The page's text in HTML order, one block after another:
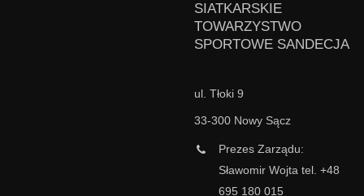
SIATKARSKIE
TOWARZYSTWO
SPORTOWE SANDECJA
ul. Tłoki 9
33-300 Nowy Sącz
Prezes Zarządu:
Sławomir Wojta tel. +48
695 180 015